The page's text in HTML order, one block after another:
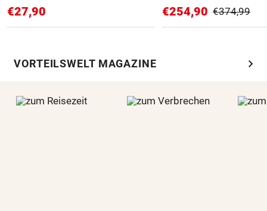
€27,90 €254,90 €374,99
VORTEILSWELT MAGAZINE chevron_right